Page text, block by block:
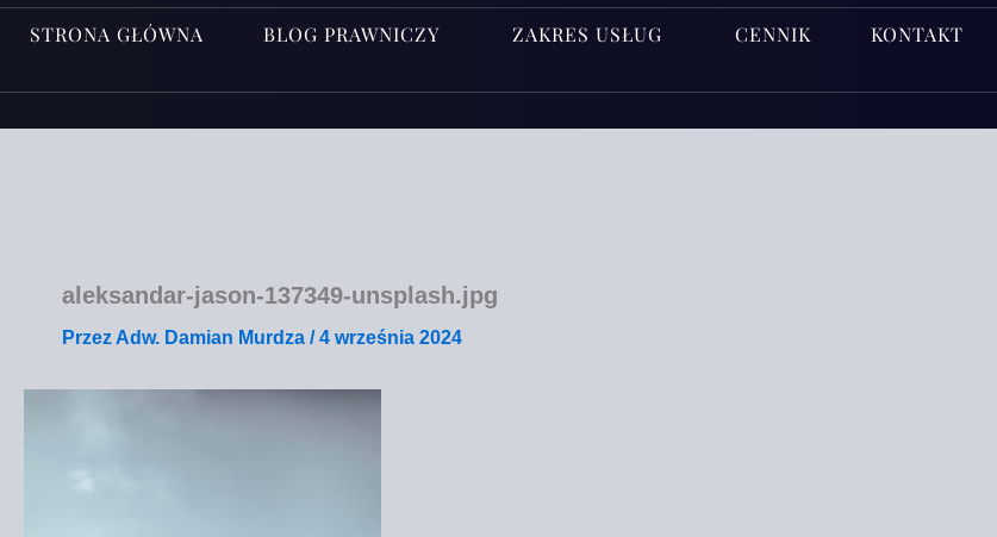
STRONA GŁÓWNA BLOG PRAWNICZY ZAKRES USŁUG CENNIK KONTAKT
aleksandar-jason-137349-unsplash.jpg
Przez Adw. Damian Murdza /4 września 2024